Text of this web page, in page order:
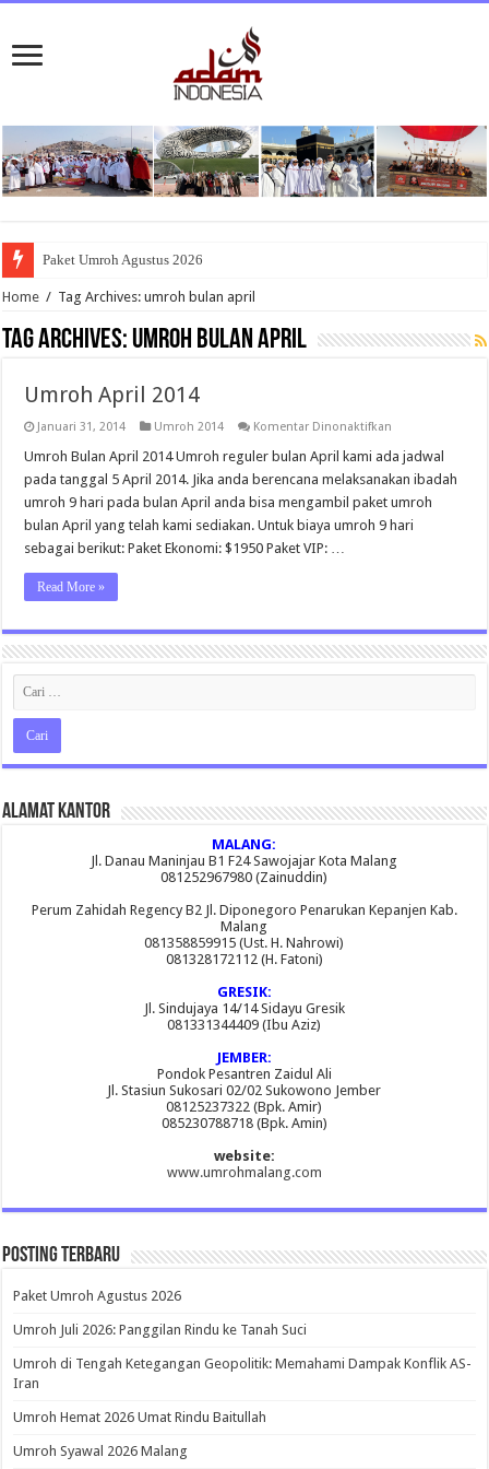
Paket Umroh Agustus 2026
Home / Tag Archives: umroh bulan april
Tag Archives: umroh bulan april
Umroh April 2014
Januari 31, 2014 Umroh 2014 Komentar Dinonaktifkan
April
2014
Umroh Bulan April 2014 Umroh reguler bulan April kami ada jadwal
pada tanggal 5 April 2014. Jika anda berencana melaksanakan ibadah
umroh 9 hari pada bulan April anda bisa mengambil paket umroh
bulan April yang telah kami sediakan. Untuk biaya umroh 9 hari
sebagai berikut: Paket Ekonomi: $1950 Paket VIP: …
Read More »
Alamat Kantor
MALANG:
Jl. Danau Maninjau B1 F24 Sawojajar Kota Malang
081252967980 (Zainuddin)
Perum Zahidah Regency B2 Jl. Diponegoro Penarukan Kepanjen Kab.
Malang
081358859915 (Ust. H. Nahrowi)
081328172112 (H. Fatoni)
GRESIK:
Jl. Sindujaya 14/14 Sidayu Gresik
081331344409 (Ibu Aziz)
JEMBER:
Pondok Pesantren Zaidul Ali
Jl. Stasiun Sukosari 02/02 Sukowono Jember
08125237322 (Bpk. Amir)
085230788718 (Bpk. Amin)
website:
www.umrohmalang.com
Posting Terbaru
Paket Umroh Agustus 2026
Umroh Juli 2026: Panggilan Rindu ke Tanah Suci
Umroh di Tengah Ketegangan Geopolitik: Memahami Dampak Konflik AS-
Iran
Umroh Hemat 2026 Umat Rindu Baitullah
Umroh Syawal 2026 Malang